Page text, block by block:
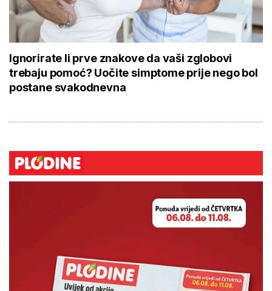
Ignorirate li prve znakove da vaši zglobovi
trebaju pomoć? Uočite simptome prije nego bol
postane svakodnevna